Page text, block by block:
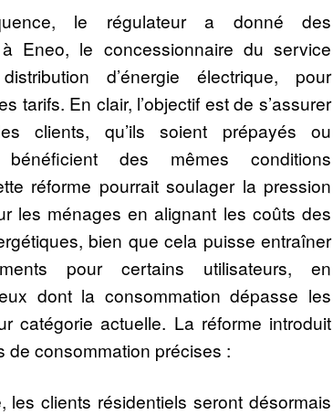
le régulateur a donné des
à Eneo, le concessionnaire du service
d’énergie électrique, pour
tarifs. En clair, l’objectif est de s’assurer
clients, qu’ils soient prépayés ou
bénéficient des mêmes conditions
réforme pourrait soulager la pression
les ménages en alignant les coûts des
bien que cela puisse entraîner
pour certains utilisateurs, en
dont la consommation dépasse les
catégorie actuelle. La réforme introduit
de consommation précises :
les clients résidentiels seront désormais